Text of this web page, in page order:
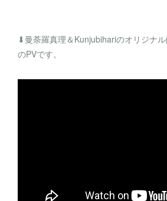
⬇︎曼荼羅真理＆Kunjubihariのオリジナル
のPVです。